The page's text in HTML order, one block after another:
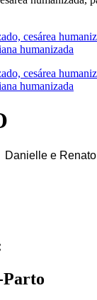
Danielle e Renato
Parto